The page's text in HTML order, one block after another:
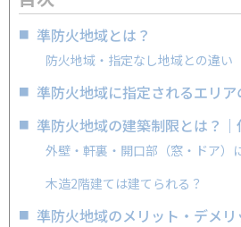
準防火地域とは？
防火地域・指定なし地域との違い
準防火地域に指定されるエリア
準防火地域の建築制限とは？
外壁・軒裏・開口部（窓・ドア）
木造2階建ては建てられる？
準防火地域のメリット・デメリ